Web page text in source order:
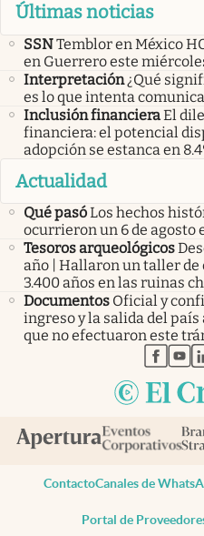
Últimas noticias
SSNTemblor en México
en Guerrero este
Interpretación ¿Qué
es lo que intenta
Inclusión financieraEl
financiera: el potencial
adopción se estanca en
Actualidad
Qué pasóLos hechos
ocurrieron un 6 de agosto
Tesoros arqueológicos
año | Hallaron un taller de
3.400 años en las ruinas
Documentos Oficial y
ingreso y la salida del
que no efectuaron este
abre
ContactoCanales de
Portal de